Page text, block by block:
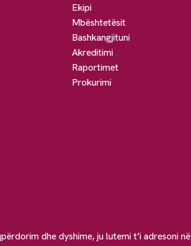
Ekipi
Mbështetësit
Bashkangjituni
Akreditimi
Raportimet
Prokurimi
dhe dyshime, ju lutemi t’i adresoni në